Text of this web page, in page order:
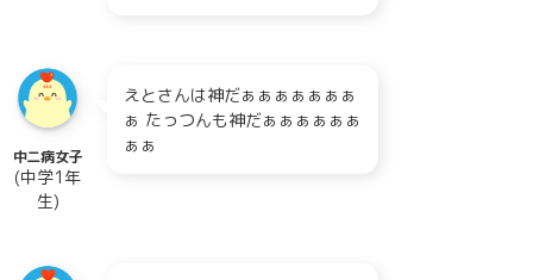
中二病女子
(中学1年
生)
えとさんは神だぁぁぁぁぁぁぁ
ぁ たっつんも神だぁぁぁぁぁぁ
ぁぁ